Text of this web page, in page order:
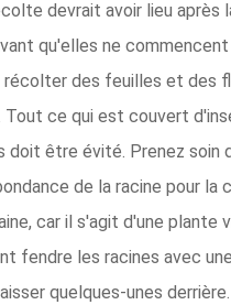
devrait avoir lieu après
qu'elles ne commencent
récolter des feuilles et des
Tout ce qui est couvert
doit être évité. Prenez soin
de la racine pour la
car il s'agit d'une plante
fendre les racines avec
quelques-unes derrière.